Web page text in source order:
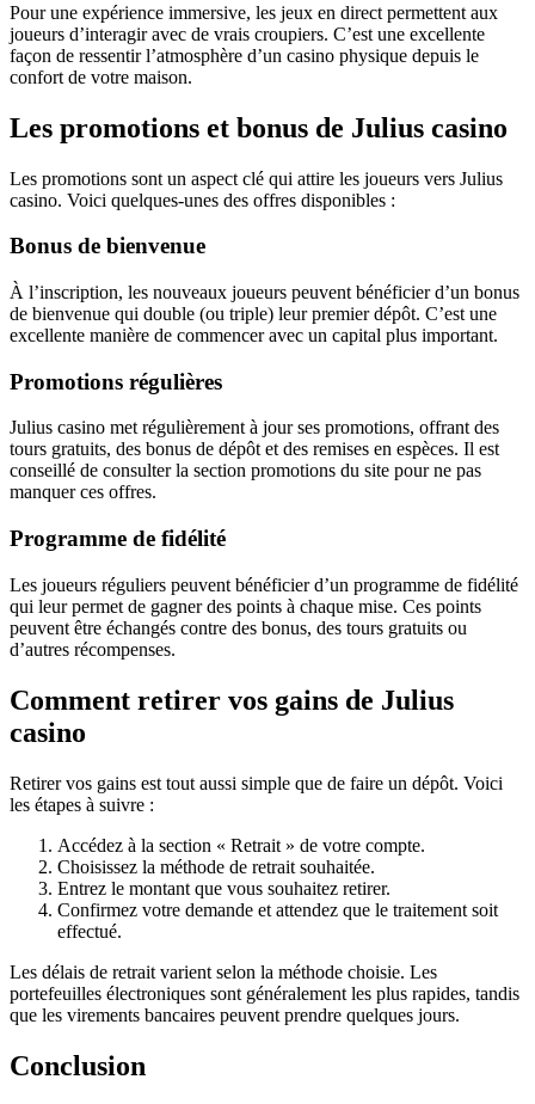
Pour une expérience immersive, les jeux en direct permettent aux
joueurs d’interagir avec de vrais croupiers. C’est une excellente
façon de ressentir l’atmosphère d’un casino physique depuis le
confort de votre maison.
Les promotions et bonus de Julius casino
Les promotions sont un aspect clé qui attire les joueurs vers Julius
casino. Voici quelques-unes des offres disponibles :
Bonus de bienvenue
À l’inscription, les nouveaux joueurs peuvent bénéficier d’un bonus
de bienvenue qui double (ou triple) leur premier dépôt. C’est une
excellente manière de commencer avec un capital plus important.
Promotions régulières
Julius casino met régulièrement à jour ses promotions, offrant des
tours gratuits, des bonus de dépôt et des remises en espèces. Il est
conseillé de consulter la section promotions du site pour ne pas
manquer ces offres.
Programme de fidélité
Les joueurs réguliers peuvent bénéficier d’un programme de fidélité
qui leur permet de gagner des points à chaque mise. Ces points
peuvent être échangés contre des bonus, des tours gratuits ou
d’autres récompenses.
Comment retirer vos gains de Julius
casino
Retirer vos gains est tout aussi simple que de faire un dépôt. Voici
les étapes à suivre :
Accédez à la section « Retrait » de votre compte.
Choisissez la méthode de retrait souhaitée.
Entrez le montant que vous souhaitez retirer.
Confirmez votre demande et attendez que le traitement soit
effectué.
Les délais de retrait varient selon la méthode choisie. Les
portefeuilles électroniques sont généralement les plus rapides, tandis
que les virements bancaires peuvent prendre quelques jours.
Conclusion